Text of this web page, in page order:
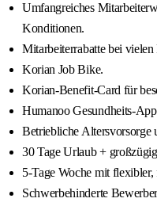
Umfangreiches
Konditionen.
Mitarbeiterrabatte bei vielen
Korian Job Bike.
Korian-Benefit-Card für
Humanoo Gesundheits-
Betriebliche Altersvorsorge
30 Tage Urlaub +
5-Tage Woche mit
Schwerbehinderte